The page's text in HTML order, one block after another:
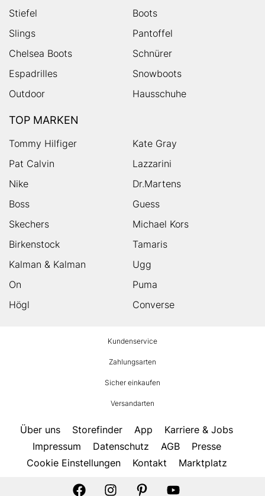
Stiefel
Boots
Slings
Pantoffel
Chelsea Boots
Schnürer
Espadrilles
Snowboots
Outdoor
Hausschuhe
TOP MARKEN
Tommy Hilfiger
Kate Gray
Pat Calvin
Lazzarini
Nike
Dr.Martens
Boss
Guess
Skechers
Michael Kors
Birkenstock
Tamaris
Kalman & Kalman
Ugg
On
Puma
Högl
Converse
Kundenservice
Zahlungsarten
Sicher einkaufen
Versandarten
Über uns Storefinder App
Karriere & Jobs
Impressum
Datenschutz AGB
Presse
Cookie Einstellungen
Kontakt Marktplatz